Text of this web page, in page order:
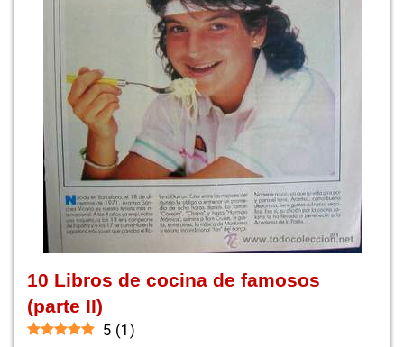
10 Libros de cocina de famosos
(parte II)
5 (1 )